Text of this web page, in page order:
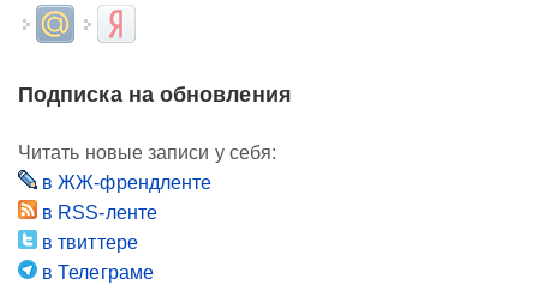
Login with Mail.ruLogin with Яндекс
Подписка на обновления
Читать новые записи у себя:
в ЖЖ-френдленте
в RSS-ленте
в твиттере
в Телеграме